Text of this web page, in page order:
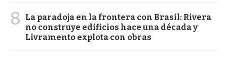
8
La paradoja en la frontera con Brasil: Rivera
no construye edificios hace una década y
Livramento explota con obras